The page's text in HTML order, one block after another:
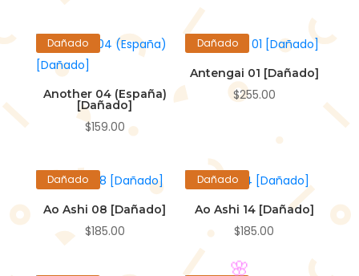
Dañado
Another 04 (España)
[Dañado]
$159.00
Dañado
Antengai 01 [Dañado]
$255.00
Dañado
Ao Ashi 08 [Dañado]
$185.00
Dañado
Ao Ashi 14 [Dañado]
$185.00